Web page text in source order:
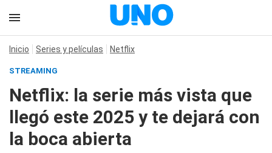
Inicio Series y películas Netflix
STREAMING
Netflix: la serie más vista que
llegó este 2025 y te dejará con
la boca abierta